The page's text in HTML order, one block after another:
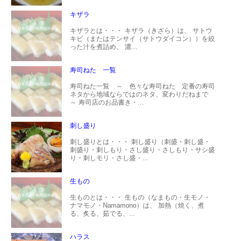
キザラ
キザラとは・・・ キザラ（きざら）は、 サトウ
キビ（またはテンサイ（サトウダイコン））を絞
った汁を煮詰め、 濃...
寿司ねた 一覧
寿司ねた一覧 ～ 色々な寿司ねた 定番の寿司
ネタから地域ならではのネタ、変わりだねまで
～ 寿司店のお品書き・...
刺し盛り
刺し盛りとは・・・ 刺し盛り（刺盛・刺し盛・
刺盛り・刺しもり・さし盛り・さしもり・サシ盛
り・刺しモリ・さし盛・...
生もの
生ものとは・・・ 生もの（なまもの・生モノ・
ナマモノ・Namamono）は、 加熱（焼く、煮
る、炙る、茹でる、...
ハラス